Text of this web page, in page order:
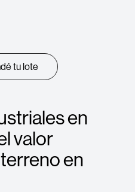
tu lote
en
valor
en